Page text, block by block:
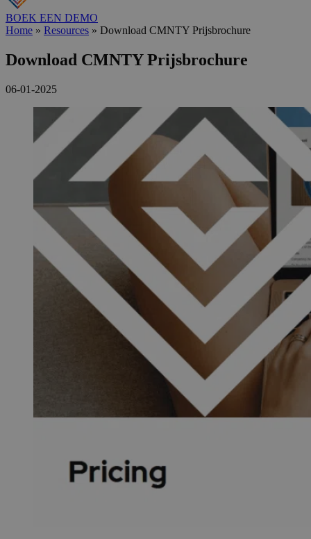
BOEK EEN DEMO
Home » Resources » Download CMNTY Prijsbrochure
Download CMNTY Prijsbrochure
06-01-2025